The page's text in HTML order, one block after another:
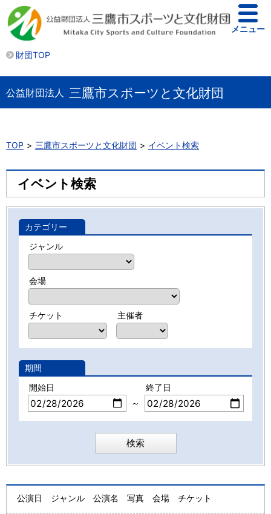
財団TOP
メニュー
公益財団法人 三鷹市スポーツと文化財団
TOP 三鷹市スポーツと文化財団 イベント検索
イベント検索
カテゴリー
ジャンル
会場
チケット 主催者
期間
開始日
～
終了日
公演日 ジャンル 公演名 写真 会場 チケット